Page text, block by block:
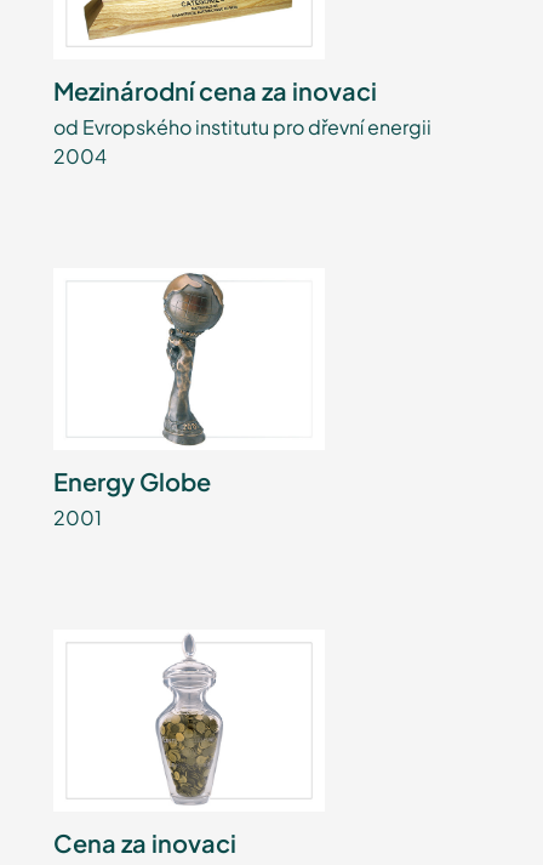
Mezinárodní cena za inovaci
od Evropského institutu pro dřevní energii
2004
Energy Globe
2001
Cena za inovaci